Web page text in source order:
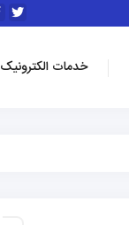
خدمات الکترونیک